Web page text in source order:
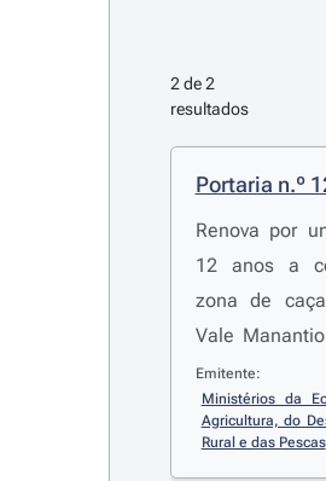
2 de 2
resultados
Portaria n.º
Renova por
12 anos a
zona de
Vale
o prédio
Manantio»,
da Póvoa de
Emitente:
Ministérios da
Agricultura, do
Rural e das Pescas